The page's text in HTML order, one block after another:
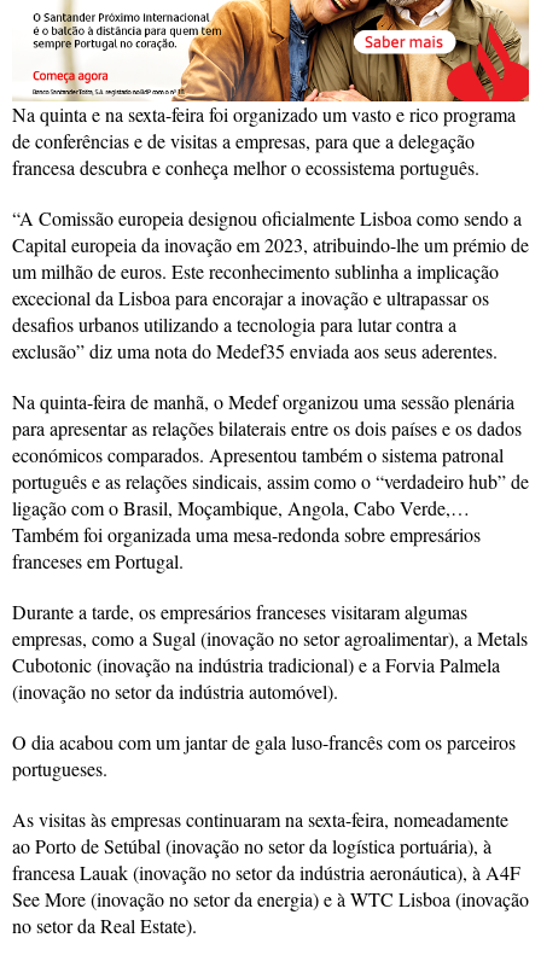
Na quinta e na sexta-feira foi organizado um vasto e rico programa
de conferências e de visitas a empresas, para que a delegação
francesa descubra e conheça melhor o ecossistema português.
“A Comissão europeia designou oficialmente Lisboa como sendo a
Capital europeia da inovação em 2023, atribuindo-lhe um prémio de
um milhão de euros. Este reconhecimento sublinha a implicação
excecional da Lisboa para encorajar a inovação e ultrapassar os
desafios urbanos utilizando a tecnologia para lutar contra a
exclusão” diz uma nota do Medef35 enviada aos seus aderentes.
Na quinta-feira de manhã, o Medef organizou uma sessão plenária
para apresentar as relações bilaterais entre os dois países e os dados
económicos comparados. Apresentou também o sistema patronal
português e as relações sindicais, assim como o “verdadeiro hub” de
ligação com o Brasil, Moçambique, Angola, Cabo Verde,…
Também foi organizada uma mesa-redonda sobre empresários
franceses em Portugal.
Durante a tarde, os empresários franceses visitaram algumas
empresas, como a Sugal (inovação no setor agroalimentar), a Metals
Cubotonic (inovação na indústria tradicional) e a Forvia Palmela
(inovação no setor da indústria automóvel).
O dia acabou com um jantar de gala luso-francês com os parceiros
portugueses.
As visitas às empresas continuaram na sexta-feira, nomeadamente
ao Porto de Setúbal (inovação no setor da logística portuária), à
francesa Lauak (inovação no setor da indústria aeronáutica), à A4F
See More (inovação no setor da energia) e à WTC Lisboa (inovação
no setor da Real Estate).